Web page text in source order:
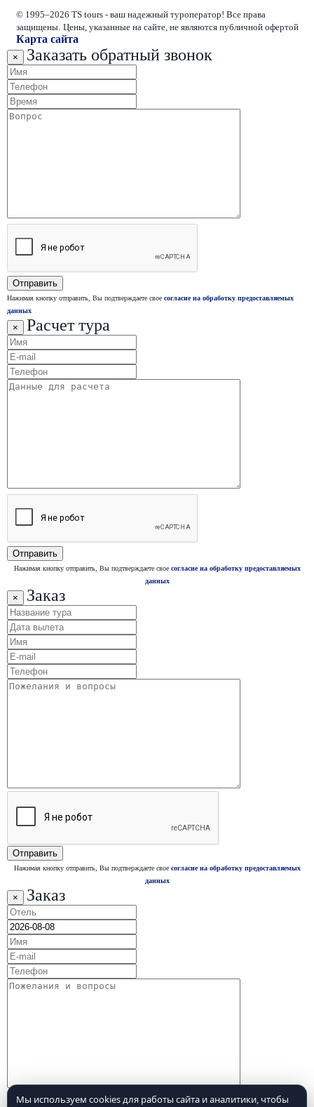
Мы используем cookies для работы сайта и аналитики, чтобы
© 1995–2026 TS tours - ваш надежный туроператор! Все права
защищены. Цены, указанные на сайте, не являются публичной офертой
Карта сайта
× Заказать обратный звонок
Нажимая кнопку отправить, Вы подтверждаете свое согласие на обработку предоставляемых
данных
× Расчет тура
Нажимая кнопку отправить, Вы подтверждаете свое согласие на обработку предоставляемых
данных
× Заказ
Нажимая кнопку отправить, Вы подтверждаете свое согласие на обработку предоставляемых
данных
× Заказ